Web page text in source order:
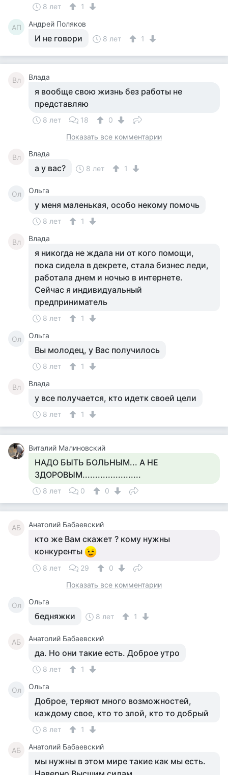
8 лет 1
АП Андрей Поляков
И не говори 8 лет 1
Вл Влада
я вообще свою жизнь без работы не
представляю
8 лет 18
0
Показать все комментарии
Вл Влада
а у вас? 8 лет 1
Ол Ольга
у меня маленькая, особо некому помочь
8 лет 1
Вл Влада
я никогда не ждала ни от кого помощи,
пока сидела в декрете, стала бизнес леди,
работала днем и ночью в интернете.
Сейчас я индивидуальный
предприниматель
8 лет 1
Ол Ольга
Вы молодец, у Вас получилось
8 лет 1
Вл Влада
у все получается, кто идетк своей цели
8 лет 1
Виталий Малиновский
НАДО БЫТЬ БОЛЬНЫМ... А НЕ
ЗДОРОВЫМ.......................
8 лет 0 0
АБ Анатолий Бабаевский
кто же Вам скажет ? кому нужны
конкуренты
8 лет 29
0
Показать все комментарии
Ол Ольга
бедняжки 8 лет 1
АБ Анатолий Бабаевский
да. Но они такие есть. Доброе утро
8 лет 1
Ол Ольга
Доброе, теряют много возможностей,
каждому свое, кто то злой, кто то добрый
8 лет 1
АБ Анатолий Бабаевский
мы нужны в этом мире такие как мы есть.